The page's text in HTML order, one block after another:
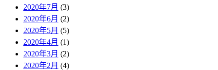
2020年7月 (3)
2020年6月 (2)
2020年5月 (5)
2020年4月 (1)
2020年3月 (2)
2020年2月 (4)